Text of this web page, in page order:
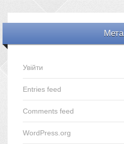
Мета
Увійти
Entries feed
Comments feed
WordPress.org